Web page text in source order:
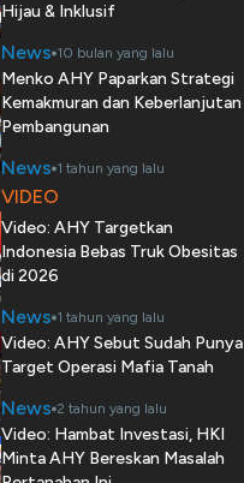
Hijau & Inklusif
News 10 bulan yang lalu
Menko AHY Paparkan Strategi
Kemakmuran dan Keberlanjutan
Pembangunan
News 1 tahun yang lalu
VIDEO
Video: AHY Targetkan
Indonesia Bebas Truk Obesitas
di 2026
News 1 tahun yang lalu
Video: AHY Sebut Sudah Punya
Target Operasi Mafia Tanah
News 2 tahun yang lalu
Video: Hambat Investasi, HKI
Minta AHY Bereskan Masalah